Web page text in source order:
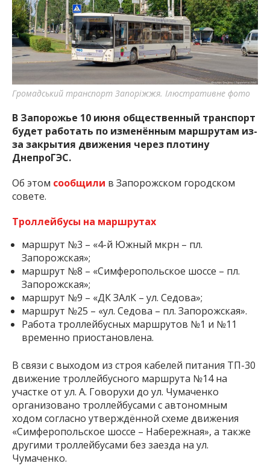
важную информацию о событиях
города Запорожья и области.
Громадський транспорт Запоріжжя. Ілюстративне фото
В Запорожье 10 июня общественный транспорт
будет работать по изменённым маршрутам из-
за закрытия движения через плотину
ДнепроГЭС.
Об этом сообщили в Запорожском городском
совете.
Троллейбусы на маршрутах
маршрут №3 – «4-й Южный мкрн – пл.
Запорожская»;
маршрут №8 – «Симферопольское шоссе – пл.
Запорожская»;
маршрут №9 – «ДК ЗАлК – ул. Седова»;
маршрут №25 – «ул. Седова – пл. Запорожская».
Работа троллейбусных маршрутов №1 и №11
временно приостановлена.
В связи с выходом из строя кабелей питания ТП-30
движение троллейбусного маршрута №14 на
участке от ул. А. Говорухи до ул. Чумаченко
организовано троллейбусами с автономным
ходом согласно утверждённой схеме движения
«Симферопольское шоссе – Набережная», а также
другими троллейбусами без заезда на ул.
Чумаченко.